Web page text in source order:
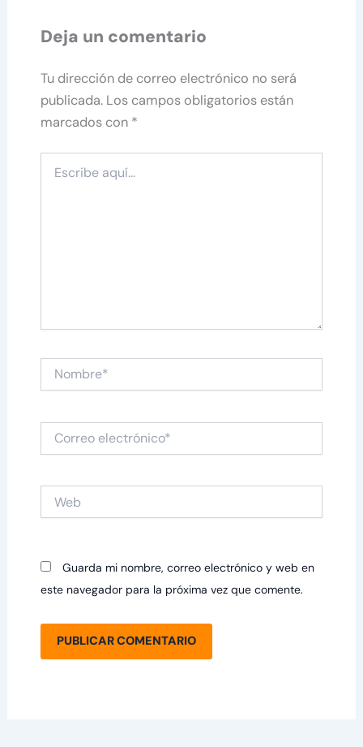
Deja un comentario
Tu dirección de correo electrónico no será
publicada. Los campos obligatorios están
marcados con *
aquí...
Nombre*
Correo
electrónico*
Guarda mi nombre, correo electrónico y web en
este navegador para la próxima vez que comente.